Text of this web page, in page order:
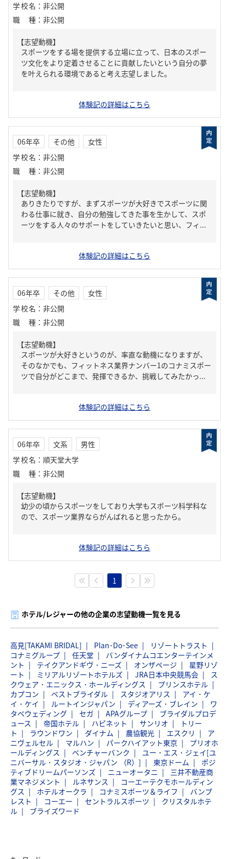
学校名 ： 非公開
職種 ： 非公開
【志望動機】
スポーツをする場を提供する立場に立って、日本のスポー
ツ文化をより定着させることに貢献したいという自分の夢
を叶えられる環境であると考え志望しました。
体験記の詳細はこちら
06年卒 その他
女性
学校名 ： 非公開
職種 ： 非公開
【志望動機】
ありきたりですが、まずスポーツが大好きでスポーツに関
わる仕事に就き、自分の勉強してきた事を生かして、スポ
ーツをする人々のサポートをしていきたいと思い、フィ...
体験記の詳細はこちら
06年卒 その他
女性
学校名 ： 非公開
職種 ： 非公開
【志望動機】
スポーツが大好きというのが、率直な動機になりますが、
そのなかでも、フィットネス業界ナンバー1のコナミスポー
ツで自分がどこまで、発揮できるか、挑戦してみたかっ...
体験記の詳細はこちら
06年卒 文系
男性
学校名 ： 順天堂大学
職種 ： 非公開
【志望動機】
幼少の頃からスポーツをしており大学もスポーツ科学科な
ので、スポーツ業界ならがんばれると思ったから。
体験記の詳細はこちら
1
ホテル/レジャーの他の企業の志望動機一覧を見る
高見[TAKAMI BRIDAL] Plan･Do･See
リゾートトラスト
コナミグループ
任天堂
バンダイナムコエンターテインメ
ント
テイクアンドギヴ・ニーズ オンザページ
星野リゾ
ート
ミリアルリゾートホテルズ JRA日本中央競馬会
ス
クウェア・エニックス・ホールディングス
プリンスホテル
カプコン
ベストブライダル スタジオアリス
アイ・ケ
イ・ケイ
ルートインジャパン ディアーズ・ブレイン
ワ
タベウェディング
セガ APAグループ
ブライダルプロデ
ュース
帝国ホテル ハピネット サンリオ
トリー
ト
ラウンドワン ダイナム 農協観光 エスクリ
ア
ニヴェルセル
マルハン パークハイアット東京
プリオホ
ールディングス
ベンチャーバンク
ユー・エス・ジェイ[ユ
ニバーサル・スタジオ・ジャパン （R）]
東京ドーム
ポジ
ティブドリームパーソンズ
ニューオータニ
三井不動産商
業マネジメント
ルネサンス
コーエーテクモホールディン
グス
ホテルオークラ コナミスポーツ＆ライフ
バンプ
レスト
コーエー セントラルスポーツ
クリスタルホテ
ル
ブライズワード